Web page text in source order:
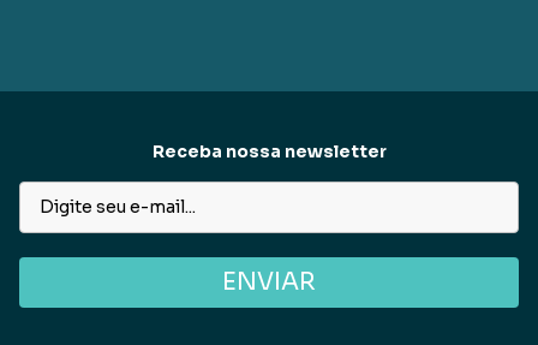
Receba nossa newsletter
ENVIAR